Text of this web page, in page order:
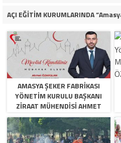
AMASYA ŞEKER FABRIKASI
YÖNETIM KURULU BAŞKANI
ZIRAAT MÜHENDISI AHMET
ÖZARSLAN’IN MEVLID KANDILI
MESAJI